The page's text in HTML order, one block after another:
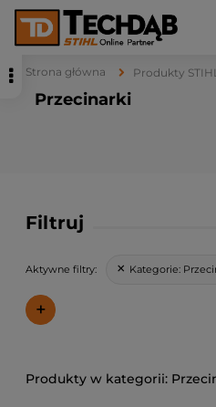
Strona główna Produkty
Przecinarki
Filtruj
Aktywne filtry: Kategorie:
+